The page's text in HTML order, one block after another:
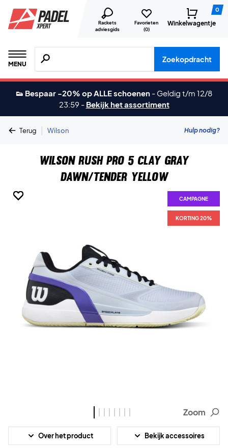
Rackets
adviesgids
Favorieten
(0)
0
Winkelwagentje
MENU
Zoeken naar producten, merken etc.
Zoekopdracht
👟 Bespaar -20% op ALLE schoenen - Geldig t/m 12/8
23:59 - Bekijk het assortiment
Terug | Wilson Hulp nodig?
Wilson Rush Pro 5 Clay Gray
Dawn/Tender Yellow
CAMPAGNE
KORTING 20%
CAMPAGNE
KORTING 20%
CAMPAGNE
KORTING 20%
CAMPAGNE
KORTING 20%
CAMPAGNE
KORTING 20%
CAMPAGNE
KORTING 20%
CAMPAGNE
KORTING 20%
CAMPAGNE
KORTING 20%
Zoom
Over het product Bekijk accessoires